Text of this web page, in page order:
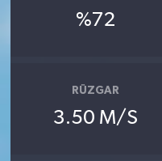
%72
RÜZGAR
3.50 M/S